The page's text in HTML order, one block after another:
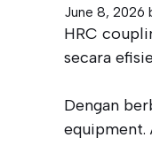
June 8, 2026
HRC
secara
Dengan
equipment.